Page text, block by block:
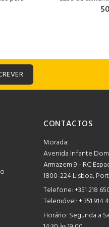
CONTACTOS
Morada:
Avenida Infante
Armazem 9 - RC
1800-224 Lisboa,
Telefone:+351 218
Telemóvel: + 351 914
Horário: Segunda a